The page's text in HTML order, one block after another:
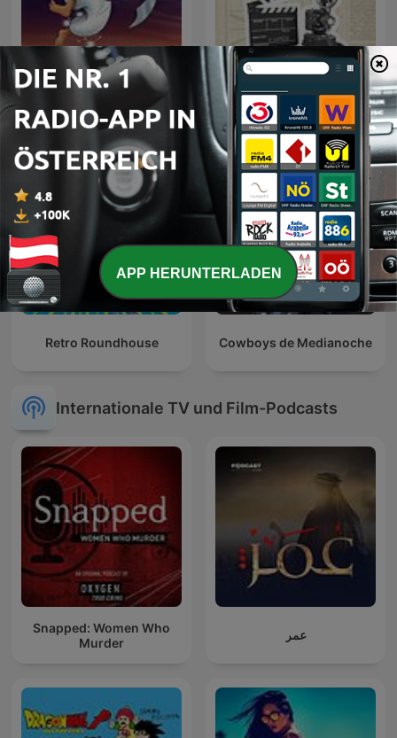
Wikipedia Shorts: Filme
Retro Roundhouse Cowboys de Medianoche
Internationale TV und Film-Podcasts
Snapped: Women Who
Murder
عمر
APP HERUNTERLADEN